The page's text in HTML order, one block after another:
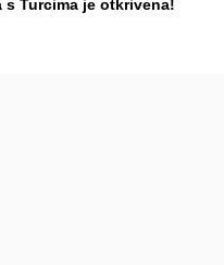
s Turcima je otkrivena!